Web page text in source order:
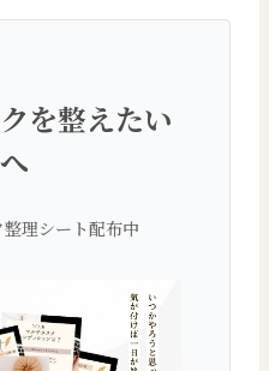
を整えたい
理シート配布中